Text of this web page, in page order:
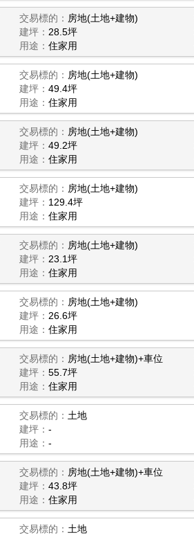
交易標的： 房地(土地+建物)
建坪： 28.5坪
用途：住家用
交易標的： 房地(土地+建物)
建坪：49.4坪
用途：住家用
交易標的： 房地(土地+建物)
建坪：49.2坪
用途：住家用
交易標的： 房地(土地+建物)
建坪： 129.4坪
用途：住家用
交易標的： 房地(土地+建物)
建坪： 23.1坪
用途：住家用
交易標的： 房地(土地+建物)
建坪： 26.6坪
用途：住家用
交易標的： 房地(土地+建物)+車位
建坪：55.7坪
用途：住家用
交易標的： 土地
建坪：-
用途：-
交易標的： 房地(土地+建物)+車位
建坪：43.8坪
用途：住家用
交易標的： 土地